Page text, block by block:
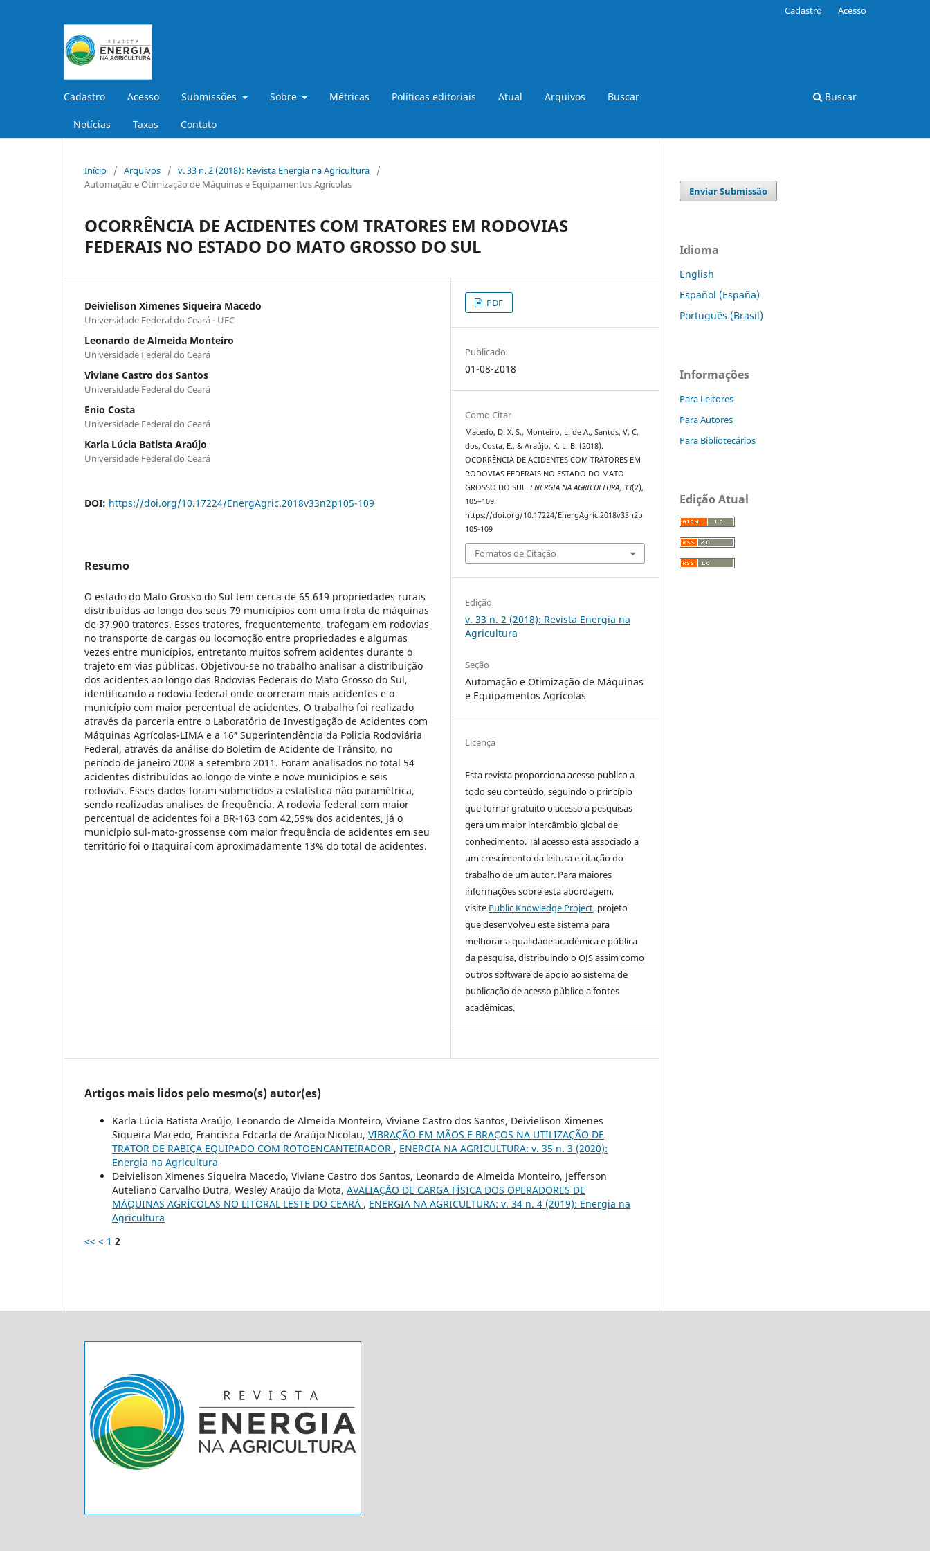
Cadastro Acesso Submissões Sobre Métricas Políticas editoriais Atual Arquivos Buscar
Notícias Taxas Contato
Buscar
Cadastro Acesso
Início / Arquivos / v. 33 n. 2 (2018): Revista Energia na Agricultura
/
Automação e Otimização de Máquinas e Equipamentos Agrícolas
OCORRÊNCIA DE ACIDENTES COM TRATORES EM RODOVIAS
FEDERAIS NO ESTADO DO MATO GROSSO DO SUL
Deivielison Ximenes Siqueira Macedo
Universidade Federal do Ceará - UFC
Leonardo de Almeida Monteiro
Universidade Federal do Ceará
Viviane Castro dos Santos
Universidade Federal do Ceará
Enio Costa
Universidade Federal do Ceará
Karla Lúcia Batista Araújo
Universidade Federal do Ceará
DOI: https://doi.org/10.17224/EnergAgric.2018v33n2p105-109
Resumo
O estado do Mato Grosso do Sul tem cerca de 65.619 propriedades rurais
distribuídas ao longo dos seus 79 municípios com uma frota de máquinas
de 37.900 tratores. Esses tratores, frequentemente, trafegam em rodovias
no transporte de cargas ou locomoção entre propriedades e algumas
vezes entre municípios, entretanto muitos sofrem acidentes durante o
trajeto em vias públicas. Objetivou-se no trabalho analisar a distribuição
dos acidentes ao longo das Rodovias Federais do Mato Grosso do Sul,
identificando a rodovia federal onde ocorreram mais acidentes e o
município com maior percentual de acidentes. O trabalho foi realizado
através da parceria entre o Laboratório de Investigação de Acidentes com
Máquinas Agrícolas-LIMA e a 16ª Superintendência da Policia Rodoviária
Federal, através da análise do Boletim de Acidente de Trânsito, no
período de janeiro 2008 a setembro 2011. Foram analisados no total 54
acidentes distribuídos ao longo de vinte e nove municípios e seis
rodovias. Esses dados foram submetidos a estatística não paramétrica,
sendo realizadas analises de frequência. A rodovia federal com maior
percentual de acidentes foi a BR-163 com 42,59% dos acidentes, já o
município sul-mato-grossense com maior frequência de acidentes em seu
território foi o Itaquiraí com aproximadamente 13% do total de acidentes.
PDF
Publicado
01-08-2018
Como Citar
Macedo, D. X. S., Monteiro, L. de A., Santos, V. C.
dos, Costa, E., & Araújo, K. L. B. (2018).
OCORRÊNCIA DE ACIDENTES COM TRATORES EM
RODOVIAS FEDERAIS NO ESTADO DO MATO
GROSSO DO SUL.ENERGIA NA AGRICULTURA,33(2),
105–109.
https://doi.org/10.17224/EnergAgric.2018v33n2p
105-109
Fomatos de Citação
Edição
v. 33 n. 2 (2018): Revista Energia na
Agricultura
Seção
Automação e Otimização de Máquinas
e Equipamentos Agrícolas
Licença
Esta revista proporciona acesso publico a
todo seu conteúdo, seguindo o princípio
que tornar gratuito o acesso a pesquisas
gera um maior intercâmbio global de
conhecimento. Tal acesso está associado a
um crescimento da leitura e citação do
trabalho de um autor. Para maiores
informações sobre esta abordagem,
visite Public Knowledge Project, projeto
que desenvolveu este sistema para
melhorar a qualidade acadêmica e pública
da pesquisa, distribuindo o OJS assim como
outros software de apoio ao sistema de
publicação de acesso público a fontes
acadêmicas.
Artigos mais lidos pelo mesmo(s) autor(es)
Karla Lúcia Batista Araújo, Leonardo de Almeida Monteiro, Viviane Castro dos Santos, Deivielison Ximenes
Siqueira Macedo, Francisca Edcarla de Araújo Nicolau, VIBRAÇÃO EM MÃOS E BRAÇOS NA UTILIZAÇÃO DE
TRATOR DE RABIÇA EQUIPADO COM ROTOENCANTEIRADOR , ENERGIA NA AGRICULTURA: v. 35 n. 3 (2020):
Energia na Agricultura
Deivielison Ximenes Siqueira Macedo, Viviane Castro dos Santos, Leonardo de Almeida Monteiro, Jefferson
Auteliano Carvalho Dutra, Wesley Araújo da Mota, AVALIAÇÃO DE CARGA FÍSICA DOS OPERADORES DE
MÁQUINAS AGRÍCOLAS NO LITORAL LESTE DO CEARÁ , ENERGIA NA AGRICULTURA: v. 34 n. 4 (2019): Energia na
Agricultura
<< < 1 2
Enviar Submissão
Idioma
English
Español (España)
Português (Brasil)
Informações
Para Leitores
Para Autores
Para Bibliotecários
Edição Atual